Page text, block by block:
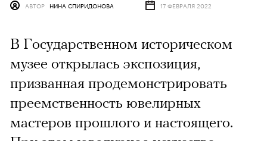
АВТОР НИНА СПИРИДОНОВА 17 ФЕВРАЛЯ 2022
В Государственном историческом
музее открылась экспозиция,
призванная продемонстрировать
преемственность ювелирных
мастеров прошлого и настоящего.